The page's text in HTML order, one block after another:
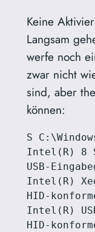
Keine
Langsam
werfe noch
zwar nicht
sind, aber
können:
S
Intel(R) 8
USB-
Intel(R)
HID-
Intel(R)
HID-